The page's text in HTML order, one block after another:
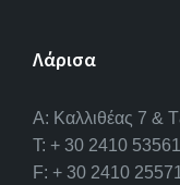
Λάρισα
A: Καλλιθέας 7 &
T: + 30 2410
F: + 30 2410